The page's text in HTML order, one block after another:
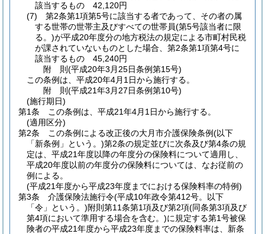
該当するもの 42,120円
(7)
第2条第1項第5号に該当する者であって、その者の属
する世帯の世帯主及びすべての世帯員(第5号該当者に限
る。)が平成20年度分の地方税法の規定による市町村民税
が課されていないものとした場合、第2条第1項第4号に
該当するもの 45,240円
附 則(平成20年3月25日条例第15号)
この条例は、平成20年4月1日から施行する。
附 則(平成21年3月27日条例第10号)
(施行期日)
第1条
この条例は、平成21年4月1日から施行する。
(適用区分)
第2条
この条例による改正後の大月市介護保険条例(以下
「新条例」という。)第2条の規定並びに次条及び第4条の規
定は、平成21年度以降の年度分の保険料について適用し、
平成20年度以前の年度分の保険料については、なお従前の
例による。
(平成21年度から平成23年度までにおける保険料率の特例)
第3条
介護保険法施行令(平成10年政令第412号。以下
「令」という。)附則第11条第1項及び第2項(同条第3項及び
第4項において準用する場合を含む。)に規定する第1号被保
険者の平成21年度から平成23年度までの保険料率は、新条